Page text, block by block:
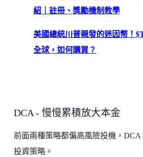
紹｜註冊、獎勵機制教學
美國總統川普親發的迷因幣！
全球，如何購買？
DCA - 慢慢累積放大本金
前面兩種策略都偏高風險投機，
投資策略。